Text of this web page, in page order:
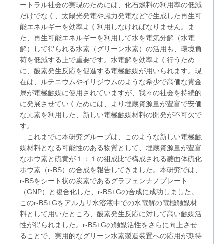
ートラル社会の実現のためには、化石燃料の利用率の低減
だけでなく、太陽光発電や風力発電などで生成した再生可
能エネルギーを効率よく利用しなければなりません。ま
た、再生可能エネルギーを利用して水を電気分解（水電
解）して得られる水素（グリーン水素）の活用も、環境負
荷を低減する上で重要です。水電解を効率よく行うため
に、酸素発生反応を促進する電極触媒が用いられます。現
在は、ルテニウムやイリジウムのような希少で高価な貴金
属が電極触媒に使用されていますが、我々の社会を持続的
に発展させていくためには、より埋蔵資源量が豊富で安価
な元素を利用した、新しい電極触媒材料の開発が不可欠で
す。
これまでに本研究グループは、このような新しい電極触
媒材料となる可能性のある物質として、埋蔵資源量が豊富
なホウ素と硫黄が１：１の組成比で構成される菱面体硫化
ホウ素（r-BS）の合成を報告してきました。本研究では、
r-BSをシート状の炭素であるグラフェンナノプレート
（GNP）と複合化した、r-BS+Gの合成に成功しました。
このr-BS+Gをアルカリ水溶液中での水電解の電極触媒材
料として用いたところ、酸素発生反応に対して高い触媒活
性が得られました。r-BS+Gの触媒活性をさらに向上させ
ることで、実用的なグリーン水素製造装置への応用が期待